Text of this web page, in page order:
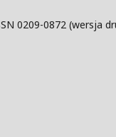
0209-0872 (wersja